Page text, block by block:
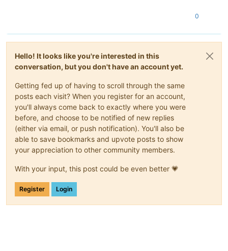
0
Hello! It looks like you're interested in this
conversation, but you don't have an account yet.
Getting fed up of having to scroll through the same
posts each visit? When you register for an account,
you'll always come back to exactly where you were
before, and choose to be notified of new replies
(either via email, or push notification). You'll also be
able to save bookmarks and upvote posts to show
your appreciation to other community members.
With your input, this post could be even better 💗
Register Login